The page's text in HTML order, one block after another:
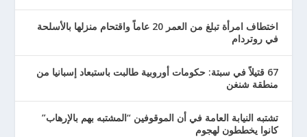
اختطاف امرأة تبلغ من العمر 20 عاماً واقتحام منزلها بالأسلحة
في روتردام
67 قتيلاً في سبتة: حكومات أوروبية طالبت باستبعاد إسبانيا من
منطقة شنغن
تشتبه النيابة العامة في أن الموقوفين “المشتبه بهم بالإرهاب”
كانوا يخططون لهجوم